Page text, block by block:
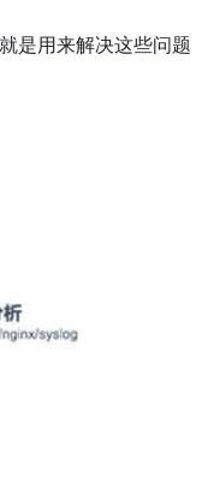
是用来解决这些问题